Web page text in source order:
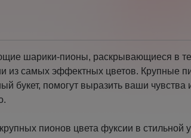
шарики-пионы, раскрывающиеся в
из самых эффектных цветов. Крупные
букет, помогут выразить ваши чувства
пионов цвета фуксии в стильной